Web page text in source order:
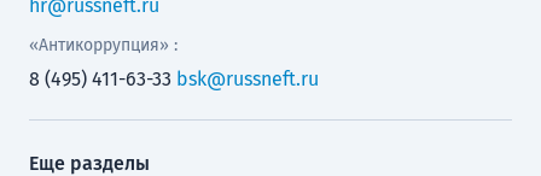
hr@russneft.ru
«Антикоррупция» :
8 (495) 411-63-33 bsk@russneft.ru
Еще разделы